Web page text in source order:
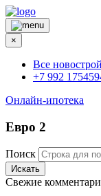
×
Все
+7 992
Онлайн-ипотека
Евро 2
Поиск
Искать
Свежие